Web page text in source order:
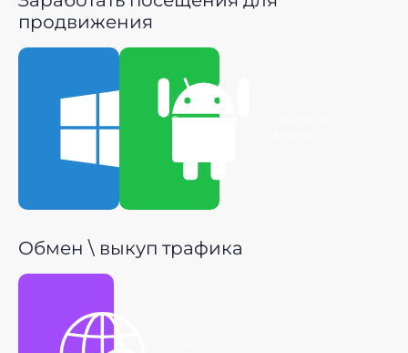
продвижения
Скачать для
Обмен \ выкуп трафика